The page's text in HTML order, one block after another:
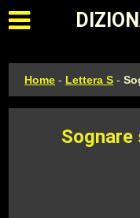
Apri il
Home - Lettera S -
Sognare